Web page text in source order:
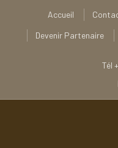
Accueil
Devenir Partenaire
Tél